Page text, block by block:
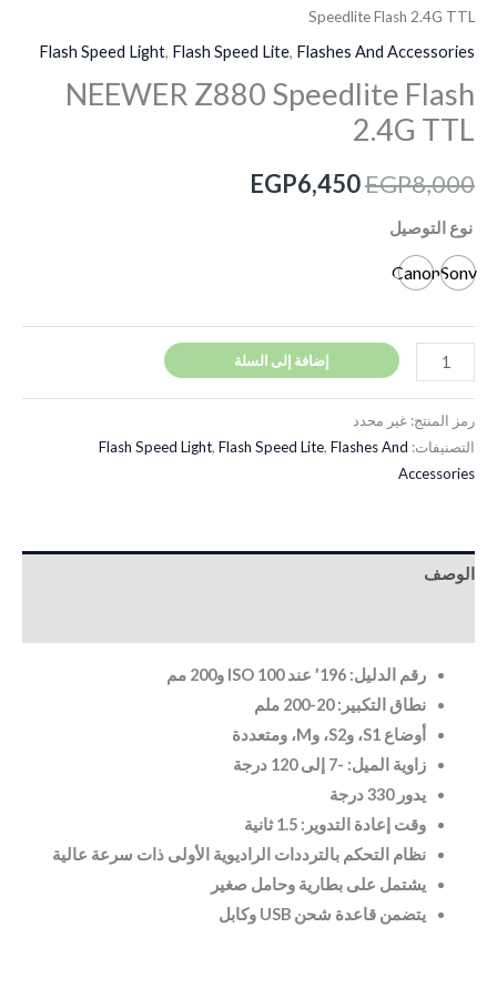
Speedlite Flash 2.4G TTL
Flash Speed Light, Flash Speed Lite, Flashes And Accessories
NEEWER Z880 Speedlite Flash
2.4G TTL
EGP8,000
EGP6,450
نوع التوصيل
Sony
Canon
إضافة إلى السلة
رمز المنتج: غير محدد
التصنيفات:
Flash Speed Light, Flash Speed Lite, Flashes And
Accessories
الوصف
رقم الدليل: 196′ عند ISO 100 و200 مم
نطاق التكبير: 20-200 ملم
أوضاع S1، وS2، وM، ومتعددة
زاوية الميل: -7 إلى 120 درجة
يدور 330 درجة
وقت إعادة التدوير: 1.5 ثانية
نظام التحكم بالترددات الراديوية الأولى ذات سرعة عالية
يشتمل على بطارية وحامل صغير
يتضمن قاعدة شحن USB وكابل